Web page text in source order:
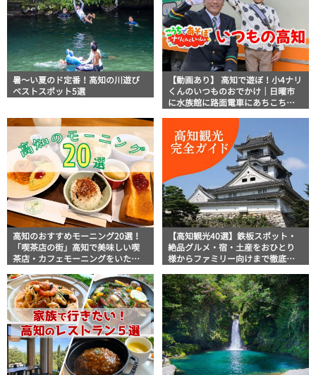
暑～い夏のド定番！高知の川遊び
ベストスポット5選
【動画あり】 高知で遊ぼ！小4ナリ
くんのいつものおでかけ｜日曜市
に水族館に路面電車にあちこち巡
高知のおすすめモーニング20選！
「喫茶店の街」高知で美味しい喫
茶店・カフェモーニングをいただ
【高知観光40選】鉄板スポット・
絶品グルメ・宿・土産をおひとり
様からファミリー向けまで徹底解